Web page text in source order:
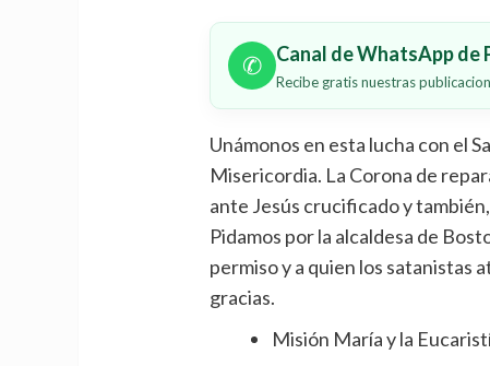
✆ Canal de WhatsApp de
Recibe gratis nuestras
Unámonos en esta lucha con el
Misericordia. La Corona de
ante Jesús crucificado y
Pidamos por la alcaldesa de
permiso y a quien los satanistas
gracias.
Misión María y la